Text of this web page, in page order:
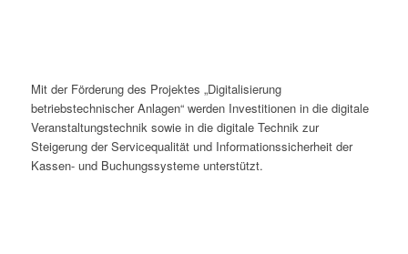
Mit der Förderung des Projektes „Digitalisierung
betriebstechnischer Anlagen“ werden Investitionen in die digitale
Veranstaltungstechnik sowie in die digitale Technik zur
Steigerung der Servicequalität und Informationssicherheit der
Kassen- und Buchungssysteme unterstützt.